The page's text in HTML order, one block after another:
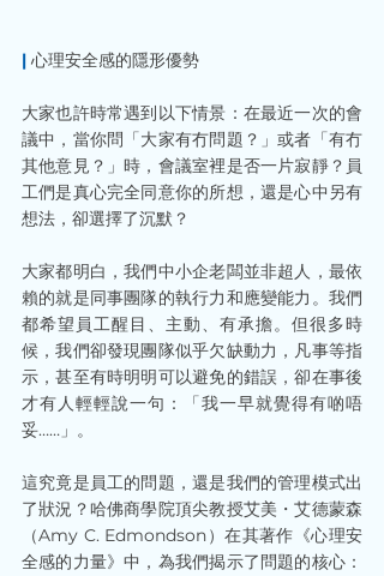
| 心理安全感的隱形優勢
大家也許時常遇到以下情景：在最近一次的會
議中，當你問「大家有冇問題？」或者「有冇
其他意見？」時，會議室裡是否一片寂靜？員
工們是真心完全同意你的所想，還是心中另有
想法，卻選擇了沉默？
大家都明白，我們中小企老闆並非超人，最依
賴的就是同事團隊的執行力和應變能力。我們
都希望員工醒目、主動、有承擔。但很多時
候，我們卻發現團隊似乎欠缺動力，凡事等指
示，甚至有時明明可以避免的錯誤，卻在事後
才有人輕輕說一句：「我一早就覺得有啲唔
妥……」。
這究竟是員工的問題，還是我們的管理模式出
了狀況？哈佛商學院頂尖教授艾美・艾德蒙森
（Amy C. Edmondson）在其著作《心理安
全感的力量》中，為我們揭示了問題的核心：